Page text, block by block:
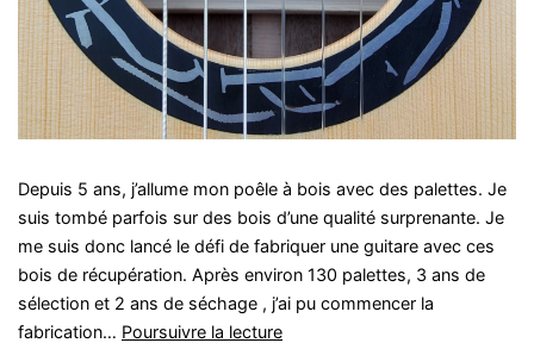
Depuis 5 ans, j’allume mon poêle à bois avec des palettes. Je
suis tombé parfois sur des bois d’une qualité surprenante. Je
me suis donc lancé le défi de fabriquer une guitare avec ces
bois de récupération. Après environ 130 palettes, 3 ans de
sélection et 2 ans de séchage , j’ai pu commencer la
fabrication… Poursuivre la lectureModèle